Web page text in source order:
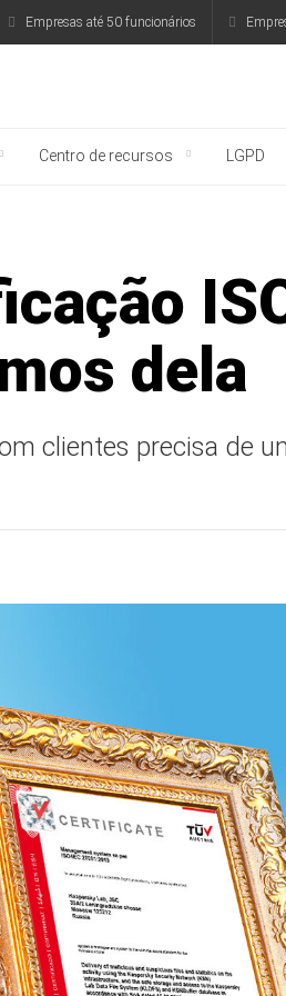
Empresas até 50 funcionários
Centro de recursos LGPD
dela
clientes precisa de